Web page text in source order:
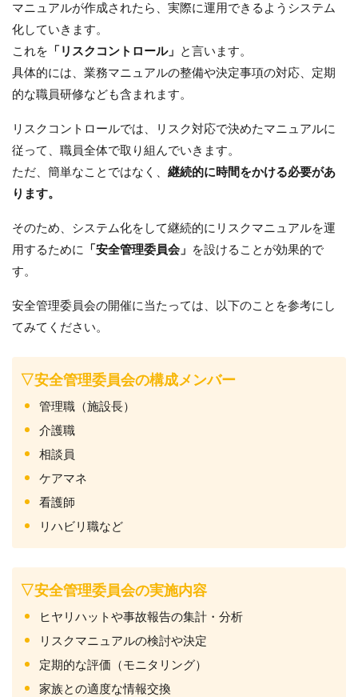
マニュアルが作成されたら、実際に運用できるようシステム
化していきます。
これを 「リスクコントロール」 と言います。
具体的には、業務マニュアルの整備や決定事項の対応、定期
的な職員研修なども含まれます。
リスクコントロールでは、リスク対応で決めたマニュアルに
従って、職員全体で取り組んでいきます。
ただ、簡単なことではなく、 継続的に時間をかける必要があ
ります。
そのため、システム化をして継続的にリスクマニュアルを運
用するために
「安全管理委員会」 を設けることが効果的で
す。
安全管理委員会の開催に当たっては、以下のことを参考にし
てみてください。
▽安全管理委員会の構成メンバー
管理職（施設長）
介護職
相談員
ケアマネ
看護師
リハビリ職など
▽安全管理委員会の実施内容
ヒヤリハットや事故報告の集計・分析
リスクマニュアルの検討や決定
定期的な評価（モニタリング）
家族との適度な情報交換